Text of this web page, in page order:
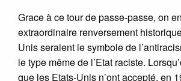
Grace à ce tour de passe-passe, on
extraordinaire renversement
Unis seraient le symbole de
le type même de l’Etat raciste.
que les Etats-Unis n’ont accepté, en